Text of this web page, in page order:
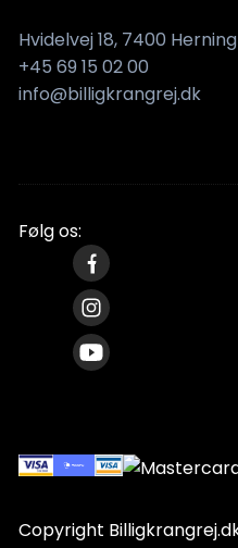
Hvidelvej 18, 7400 Herning
+45 69 15 02 00
info@billigkrangrej.dk
Følg os:
Copyright